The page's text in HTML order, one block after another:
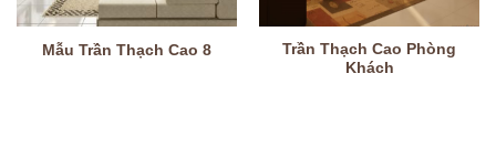
Mẫu Trần Thạch Cao 8
Trần Thạch Cao Phòng
Khách